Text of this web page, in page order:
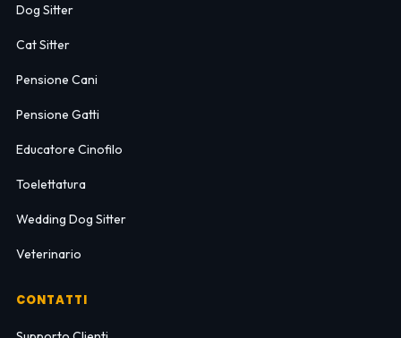
Dog Sitter
Cat Sitter
Pensione Cani
Pensione Gatti
Educatore Cinofilo
Toelettatura
Wedding Dog Sitter
Veterinario
CONTATTI